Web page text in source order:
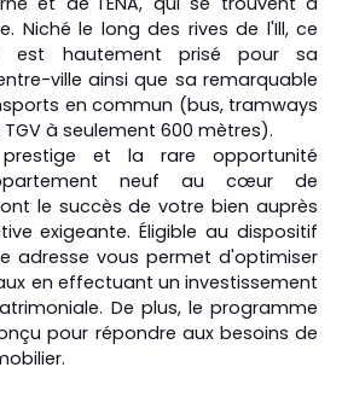
Niché le long des rives de l'Ill, ce
est hautement prisé pour sa
ville ainsi que sa remarquable
en commun (bus, tramways
à seulement 600 mètres).
et la rare opportunité
neuf au cœur de
le succès de votre bien auprès
exigeante. Éligible au dispositif
adresse vous permet d'optimiser
en effectuant un investissement
De plus, le programme
pour répondre aux besoins de